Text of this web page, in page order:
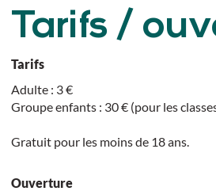
Tarifs /
Tarifs
Adulte : 3 €
Groupe enfants : 30 € (pour les
Gratuit pour les moins de 18 ans.
Ouverture